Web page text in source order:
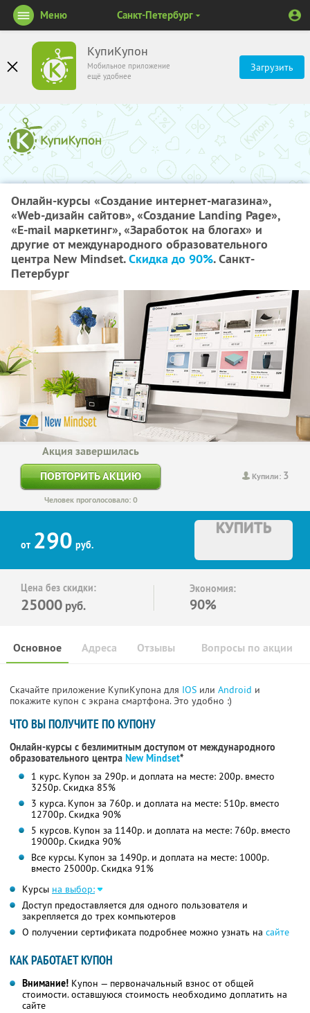
КупиКупон
Мобильное приложение
ещё удобнее
Загрузить
Меню Санкт-Петербург
Онлайн-курсы «Создание интернет-магазина»,
«Web-дизайн сайтов», «Создание Landing Page»,
«E-mail маркетинг», «Заработок на блогах» и
другие от международного образовательного
центра New Mindset.Скидка до 90%. Санкт-
Петербург
Купили: 3
Акция завершилась
ПОВТОРИТЬ АКЦИЮ
Человек проголосовало: 0
от 290 руб.
КУПИТЬ
Цена без скидки:
25000 руб.
Экономия:
90%
Основное Отзывы Вопросы по акции
Адреса
Скачайте приложение КупиКупона для IOS или Android и
покажите купон с экрана смартфона. Это удобно :)
ЧТО ВЫ ПОЛУЧИТЕ ПО КУПОНУ
Онлайн-курсы с безлимитным доступом от международного
образовательного центра New Mindset*
1 курс. Купон за 290р. и доплата на месте: 200р. вместо
3250р. Скидка 85%
3 курса. Купон за 760р. и доплата на месте: 510р. вместо
12700р. Скидка 90%
5 курсов. Купон за 1140р. и доплата на месте: 760р. вместо
19000р. Скидка 90%
Все курсы. Купон за 1490р. и доплата на месте: 1000р.
вместо 25000р. Скидка 91%
Курсы на выбор:
Доступ предоставляется для одного пользователя и
закрепляется до трех компьютеров
О получении сертификата подробнее можно узнать на сайте
КАК РАБОТАЕТ КУПОН
Внимание! Купон — первоначальный взнос от общей
стоимости. оставшуюся стоимость необходимо доплатить на
сайте